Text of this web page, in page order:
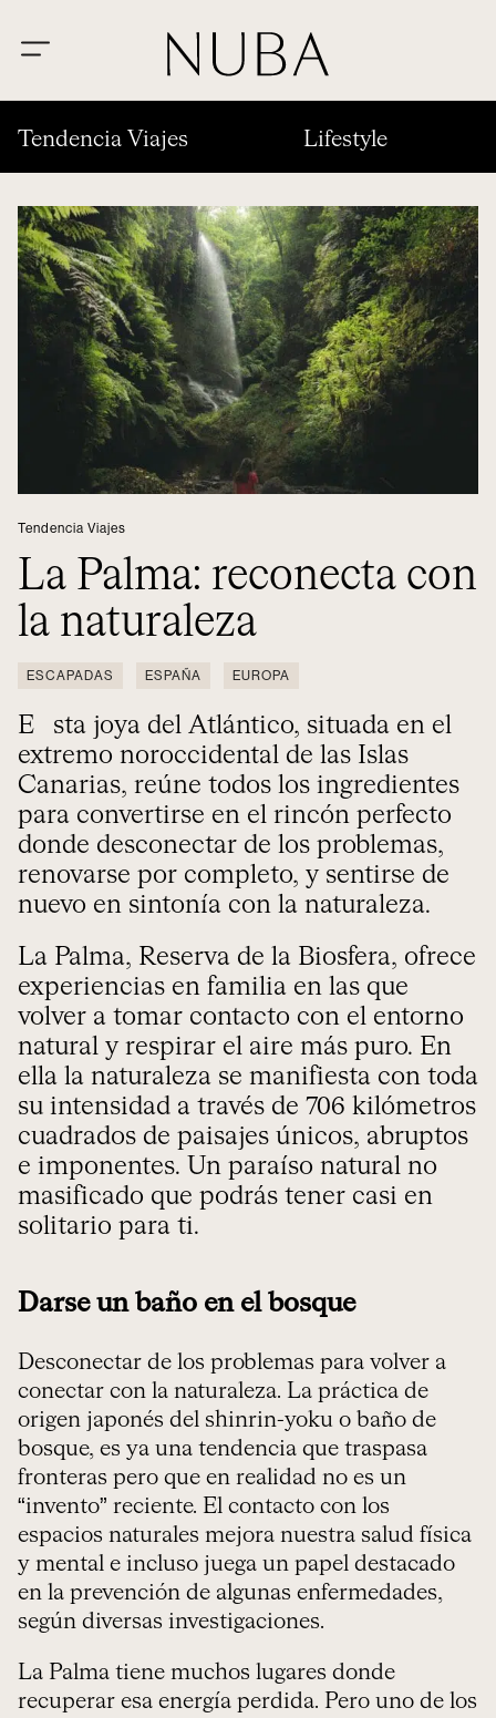
Tendencia Viajes Lifestyle
Tendencia Viajes
La Palma: reconecta con
la naturaleza
ESCAPADAS ESPAÑA EUROPA
Esta joya del Atlántico, situada en el
extremo noroccidental de las Islas
Canarias, reúne todos los ingredientes
para convertirse en el rincón perfecto
donde desconectar de los problemas,
renovarse por completo, y sentirse de
nuevo en sintonía con la naturaleza.
La Palma, Reserva de la Biosfera, ofrece
experiencias en familia en las que
volver a tomar contacto con el entorno
natural y respirar el aire más puro. En
ella la naturaleza se manifiesta con toda
su intensidad a través de 706 kilómetros
cuadrados de paisajes únicos, abruptos
e imponentes. Un paraíso natural no
masificado que podrás tener casi en
solitario para ti.
Darse un baño en el bosque
Desconectar de los problemas para volver a
conectar con la naturaleza. La práctica de
origen japonés del shinrin-yoku o baño de
bosque, es ya una tendencia que traspasa
fronteras pero que en realidad no es un
“invento” reciente. El contacto con los
espacios naturales mejora nuestra salud física
y mental e incluso juega un papel destacado
en la prevención de algunas enfermedades,
según diversas investigaciones.
La Palma tiene muchos lugares donde
recuperar esa energía perdida. Pero uno de los